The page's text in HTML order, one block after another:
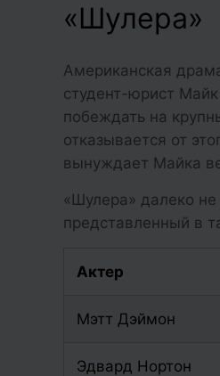
«Шулера»
Американская
студент-юрист
побеждать на
отказывается от
вынуждает Майка
«Шулера» далеко не
представленный в
Актер
Мэтт Дэймон
Эдвард Нортон